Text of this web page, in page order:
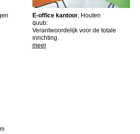
E-office kantoor, Houten
quub:
Verantwoordelijk voor de totale
inrichting.
meer